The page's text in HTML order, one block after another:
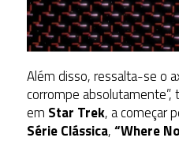
Além disso, ressalta-se o
corrompe
em Star Trek, a começar
Série Clássica,“Where